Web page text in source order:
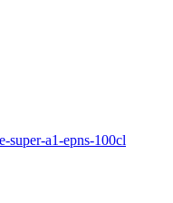
super-a1-epns-100cl